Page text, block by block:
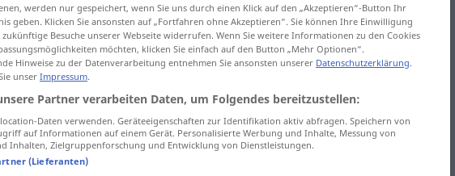
es geht mir dreckig
werden nur gespeichert, wenn Sie uns durch einen Klick auf den „Akzeptieren“-Button Ihr
geben. Klicken Sie ansonsten auf „Fortfahren ohne Akzeptieren“. Sie können Ihre Einwilligung
Besuche unserer Webseite widerrufen. Wenn Sie weitere Informationen zu den Cookies
möchten, klicken Sie einfach auf den Button „Mehr Optionen“.
Hinweise zu der Datenverarbeitung entnehmen Sie ansonsten unserer Datenschutzerklärung.
unser Impressum.
Partner verarbeiten Daten, um Folgendes bereitzustellen:
Daten verwenden. Geräteeigenschaften zur Identifikation aktiv abfragen. Speichern von
auf Informationen auf einem Gerät. Personalisierte Werbung und Inhalte, Messung von
Inhalten, Zielgruppenforschung und Entwicklung von Dienstleistungen.
(Lieferanten)